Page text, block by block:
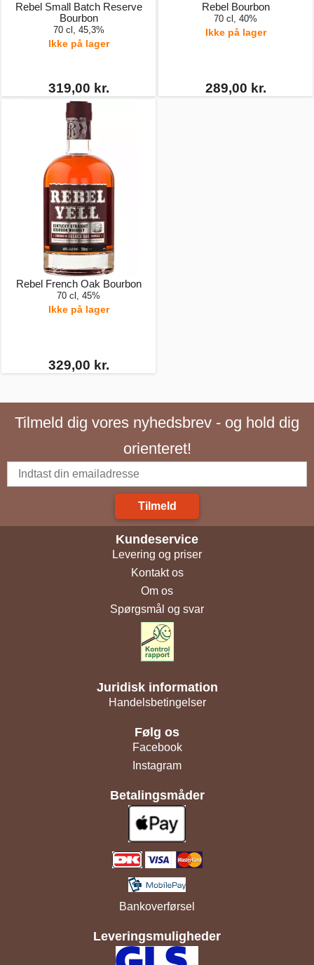
Rebel Small Batch Reserve
Bourbon
70 cl, 45,3%
Ikke på lager
319,00 kr.
Rebel Bourbon
70 cl, 40%
Ikke på lager
289,00 kr.
Rebel French Oak Bourbon
70 cl, 45%
Ikke på lager
329,00 kr.
Tilmeld dig vores nyhedsbrev - og hold dig
orienteret!
Tilmeld
Kundeservice
Levering og priser
Kontakt os
Om os
Spørgsmål og svar
Juridisk information
Handelsbetingelser
Følg os
Facebook
Instagram
Betalingsmåder
Bankoverførsel
Leveringsmuligheder